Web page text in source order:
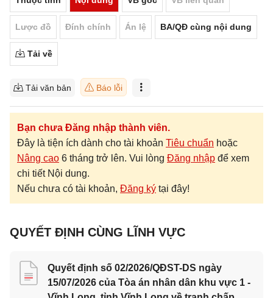
Lược đồ Đính chính Án lệ BA/QĐ cùng nội dung
Tải về
Tải văn bản Báo lỗi
Bạn chưa Đăng nhập thành viên.
Đây là tiện ích dành cho tài khoản Tiêu chuẩn hoặc
Nâng cao 6 tháng trở lên. Vui lòng Đăng nhập để xem
chi tiết Nội dung.
Nếu chưa có tài khoản, Đăng ký tại đây!
QUYẾT ĐỊNH CÙNG LĨNH VỰC
Quyết định số 02/2026/QĐST-DS ngày
15/07/2026 của Tòa án nhân dân khu vực 1 -